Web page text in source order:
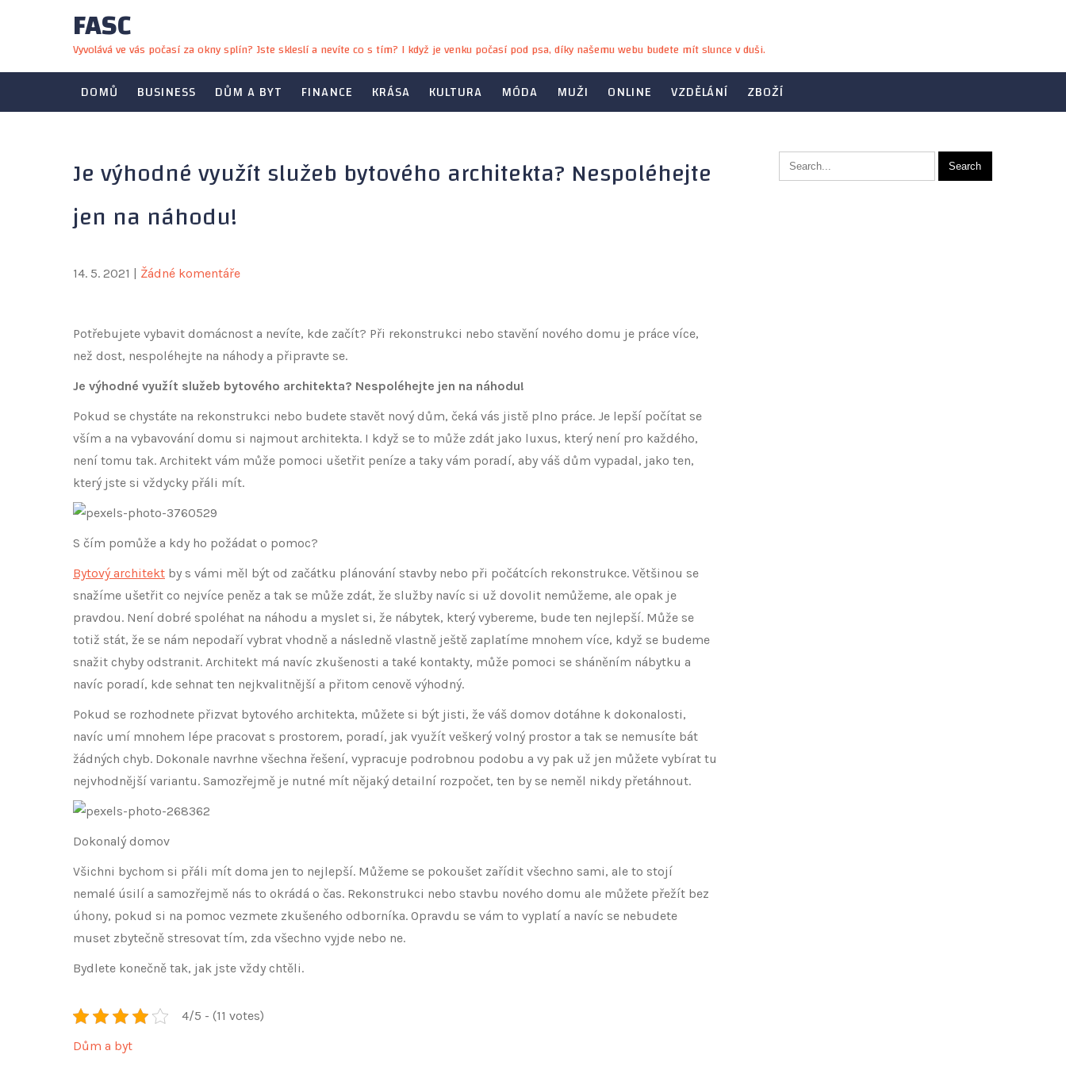
FASC
Vyvolává ve vás počasí za okny splín? Jste skleslí a nevíte co s tím? I když je venku počasí pod psa, díky našemu webu budete mít slunce v duši.
DOMŮ BUSINESS DŮM A BYT FINANCE KRÁSA KULTURA MÓDA MUŽI ONLINE VZDĚLÁNÍ ZBOŽÍ
Je výhodné využít služeb bytového architekta? Nespoléhejte
jen na náhodu!
14. 5. 2021 | Žádné komentáře
Potřebujete vybavit domácnost a nevíte, kde začít? Při rekonstrukci nebo stavění nového domu je práce více,
než dost, nespoléhejte na náhody a připravte se.
Je výhodné využít služeb bytového architekta? Nespoléhejte jen na náhodu!
Pokud se chystáte na rekonstrukci nebo budete stavět nový dům, čeká vás jistě plno práce. Je lepší počítat se
vším a na vybavování domu si najmout architekta. I když se to může zdát jako luxus, který není pro každého,
není tomu tak. Architekt vám může pomoci ušetřit peníze a taky vám poradí, aby váš dům vypadal, jako ten,
který jste si vždycky přáli mít.
S čím pomůže a kdy ho požádat o pomoc?
Bytový architekt by s vámi měl být od začátku plánování stavby nebo při počátcích rekonstrukce. Většinou se
snažíme ušetřit co nejvíce peněz a tak se může zdát, že služby navíc si už dovolit nemůžeme, ale opak je
pravdou. Není dobré spoléhat na náhodu a myslet si, že nábytek, který vybereme, bude ten nejlepší. Může se
totiž stát, že se nám nepodaří vybrat vhodně a následně vlastně ještě zaplatíme mnohem více, když se budeme
snažit chyby odstranit. Architekt má navíc zkušenosti a také kontakty, může pomoci se sháněním nábytku a
navíc poradí, kde sehnat ten nejkvalitnější a přitom cenově výhodný.
Pokud se rozhodnete přizvat bytového architekta, můžete si být jisti, že váš domov dotáhne k dokonalosti,
navíc umí mnohem lépe pracovat s prostorem, poradí, jak využít veškerý volný prostor a tak se nemusíte bát
žádných chyb. Dokonale navrhne všechna řešení, vypracuje podrobnou podobu a vy pak už jen můžete vybírat tu
nejvhodnější variantu. Samozřejmě je nutné mít nějaký detailní rozpočet, ten by se neměl nikdy přetáhnout.
Dokonalý domov
Všichni bychom si přáli mít doma jen to nejlepší. Můžeme se pokoušet zařídit všechno sami, ale to stojí
nemalé úsilí a samozřejmě nás to okrádá o čas. Rekonstrukci nebo stavbu nového domu ale můžete přežít bez
úhony, pokud si na pomoc vezmete zkušeného odborníka. Opravdu se vám to vyplatí a navíc se nebudete
muset zbytečně stresovat tím, zda všechno vyjde nebo ne.
Bydlete konečně tak, jak jste vždy chtěli.
4/5 - (11 votes)
Dům a byt